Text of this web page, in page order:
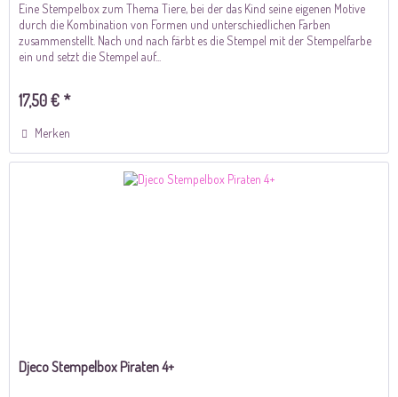
Eine Stempelbox zum Thema Tiere, bei der das Kind seine eigenen Motive
durch die Kombination von Formen und unterschiedlichen Farben
zusammenstellt. Nach und nach färbt es die Stempel mit der Stempelfarbe
ein und setzt die Stempel auf...
17,50 € *
Merken
Djeco Stempelbox Piraten 4+